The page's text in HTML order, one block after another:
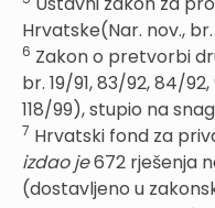
Hrvatske(Nar. nov.,
6 Zakon o pretvorbi
br. 19/91, 83/92, 84/
118/99), stupio na
7 Hrvatski fond za
izdao je672 rješenja
(dostavljeno u